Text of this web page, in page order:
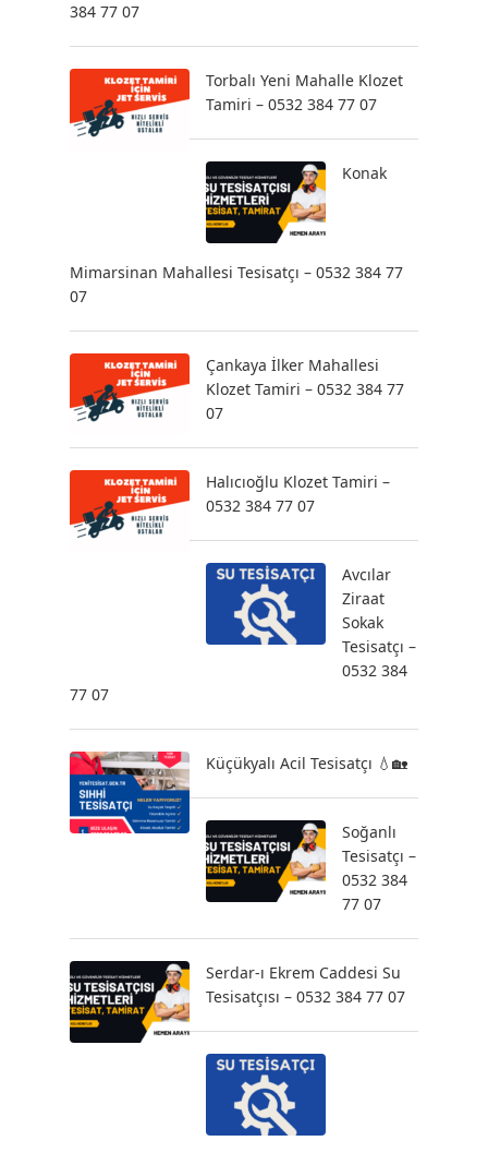
384 77 07
Torbalı Yeni Mahalle Klozet
Tamiri – 0532 384 77 07
Konak
Mimarsinan Mahallesi Tesisatçı – 0532 384 77
07
Çankaya İlker Mahallesi
Klozet Tamiri – 0532 384 77
07
Halıcıoğlu Klozet Tamiri –
0532 384 77 07
Avcılar
Ziraat
Sokak
Tesisatçı –
0532 384
77 07
Küçükyalı Acil Tesisatçı 💧🏡
Soğanlı
Tesisatçı –
0532 384
77 07
Serdar-ı Ekrem Caddesi Su
Tesisatçısı – 0532 384 77 07